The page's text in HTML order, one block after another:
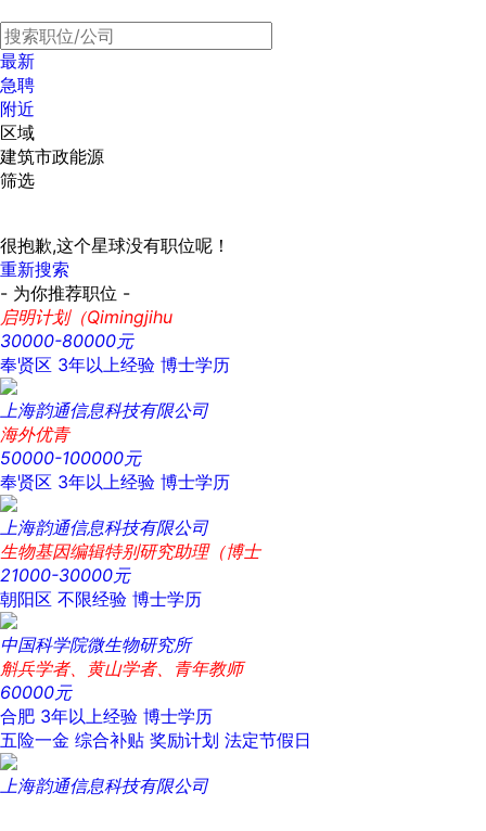
最新
急聘
附近
区域
建筑市政能源
筛选
很抱歉,这个星球没有职位呢！
重新搜索
- 为你推荐职位 -
启明计划（Qimingjihu
30000-80000元
奉贤区 3年以上经验 博士学历
上海韵通信息科技有限公司
海外优青
50000-100000元
奉贤区 3年以上经验 博士学历
上海韵通信息科技有限公司
生物基因编辑特别研究助理（博士
21000-30000元
朝阳区 不限经验 博士学历
中国科学院微生物研究所
斛兵学者、黄山学者、青年教师
60000元
合肥 3年以上经验 博士学历
五险一金 综合补贴 奖励计划 法定节假日
上海韵通信息科技有限公司